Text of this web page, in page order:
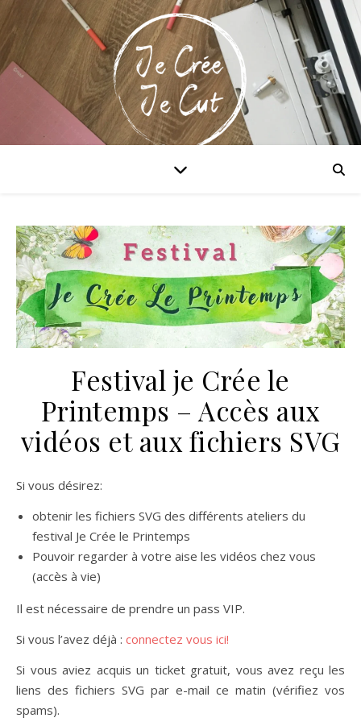
Festival je Crée le
Printemps – Accès aux
vidéos et aux fichiers SVG
Si vous désirez:
obtenir les fichiers SVG des différents ateliers du
festival Je Crée le Printemps
Pouvoir regarder à votre aise les vidéos chez vous
(accès à vie)
Il est nécessaire de prendre un pass VIP.
Si vous l’avez déjà : connectez vous ici!
Si vous aviez acquis un ticket gratuit, vous avez reçu les
liens des fichiers SVG par e-mail ce matin (vérifiez vos
spams).